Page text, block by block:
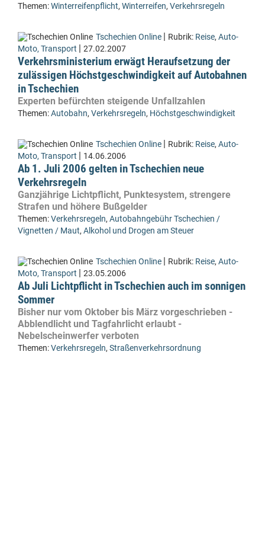
Themen:Winterreifenpflicht, Winterreifen, Verkehrsregeln
Tschechien Online | Rubrik: Reise, Auto-
Moto, Transport | 27.02.2007
Verkehrsministerium erwägt Heraufsetzung der
zulässigen Höchstgeschwindigkeit auf Autobahnen
in Tschechien
Experten befürchten steigende Unfallzahlen
Themen:Autobahn, Verkehrsregeln, Höchstgeschwindigkeit
Tschechien Online | Rubrik: Reise, Auto-
Moto, Transport | 14.06.2006
Ab 1. Juli 2006 gelten in Tschechien neue
Verkehrsregeln
Ganzjährige Lichtpflicht, Punktesystem, strengere
Strafen und höhere Bußgelder
Themen:Verkehrsregeln, Autobahngebühr Tschechien /
Vignetten / Maut, Alkohol und Drogen am Steuer
Tschechien Online | Rubrik: Reise, Auto-
Moto, Transport | 23.05.2006
Ab Juli Lichtpflicht in Tschechien auch im sonnigen
Sommer
Bisher nur vom Oktober bis März vorgeschrieben -
Abblendlicht und Tagfahrlicht erlaubt -
Nebelscheinwerfer verboten
Themen:Verkehrsregeln, Straßenverkehrsordnung